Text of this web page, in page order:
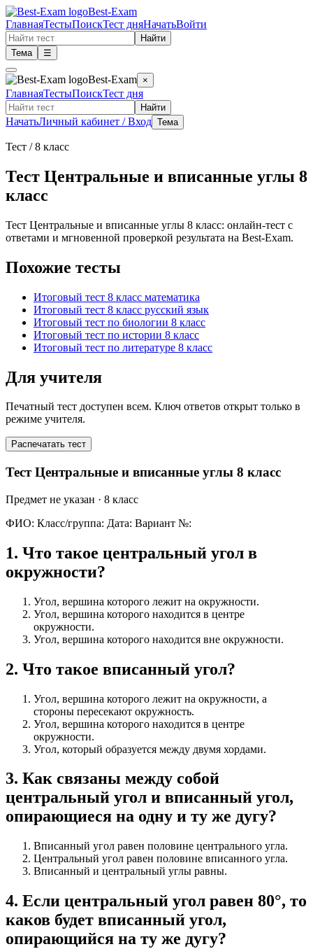
Best-Exam
ГлавнаяТестыПоискТест дняНачатьВойти
Найти
Тема
☰
Best-Exam ×
ГлавнаяТестыПоискТест дня
Найти
НачатьЛичный кабинет / Вход Тема
Тест / 8 класс
Тест Центральные и вписанные углы 8
класс
Тест Центральные и вписанные углы 8 класс: онлайн-тест с
ответами и мгновенной проверкой результата на Best-Exam.
Похожие тесты
Итоговый тест 8 класс математика
Итоговый тест 8 класс русский язык
Итоговый тест по биологии 8 класс
Итоговый тест по истории 8 класс
Итоговый тест по литературе 8 класс
Для учителя
Печатный тест доступен всем. Ключ ответов открыт только в
режиме учителя.
Распечатать тест
Тест Центральные и вписанные углы 8 класс
Предмет не указан · 8 класс
ФИО: Класс/группа: Дата: Вариант №:
1. Что такое центральный угол в
окружности?
Угол, вершина которого лежит на окружности.
Угол, вершина которого находится в центре
окружности.
Угол, вершина которого находится вне окружности.
2. Что такое вписанный угол?
Угол, вершина которого лежит на окружности, а
стороны пересекают окружность.
Угол, вершина которого находится в центре
окружности.
Угол, который образуется между двумя хордами.
3. Как связаны между собой
центральный угол и вписанный угол,
опирающиеся на одну и ту же дугу?
Вписанный угол равен половине центрального угла.
Центральный угол равен половине вписанного угла.
Вписанный и центральный углы равны.
4. Если центральный угол равен 80°, то
каков будет вписанный угол,
опирающийся на ту же дугу?